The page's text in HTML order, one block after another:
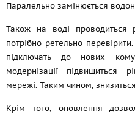
Паралельно замінюється
Також на воді проводиться
потрібно ретельно
підключать до нових
модернізації підвищиться
мережі. Таким чином,
Крім того, оновлення